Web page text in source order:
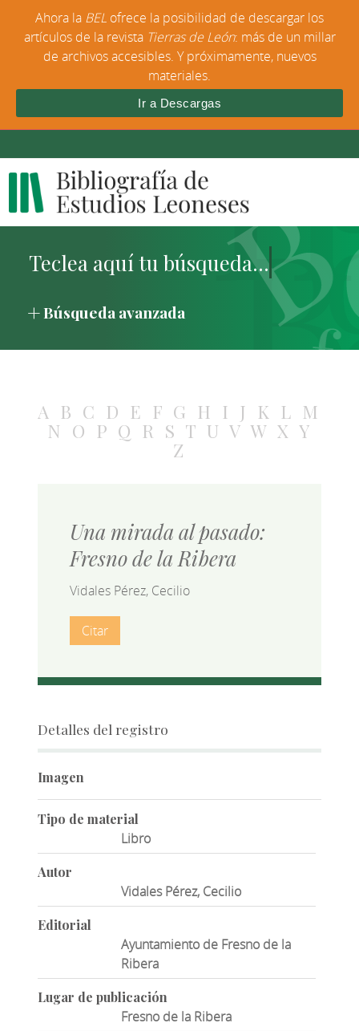
Búsqueda avanzada
A B C D E F G H I J K L M
N O P Q R S T U V W X Y
Z
Una mirada al pasado:
Fresno de la Ribera
Vidales Pérez, Cecilio
Citar
Detalles del registro
Imagen
Tipo de material
Libro
Autor
Vidales Pérez, Cecilio
Editorial
Ayuntamiento de Fresno de la
Ribera
Lugar de publicación
Fresno de la Ribera
Ahora la BEL ofrece la posibilidad de descargar los
artículos de la revista Tierras de León: más de un millar
de archivos accesibles. Y próximamente, nuevos
materiales.
Ir a Descargas